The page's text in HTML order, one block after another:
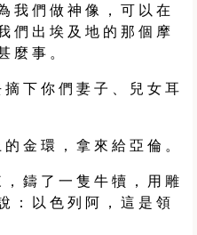
我 們 做 神 像 ， 可 以 在
們 出 埃 及 地 的 那 個 摩
麼 事 。
下 你 們 妻 子 、 兒 女 耳
金 環 ， 拿 來 給 亞 倫 。
鑄 了 一 隻 牛 犢 ， 用 雕
： 以 色 列 阿 ， 這 是 領